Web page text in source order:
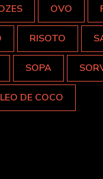
OVO
RISOTO
SOPA
DE COCO